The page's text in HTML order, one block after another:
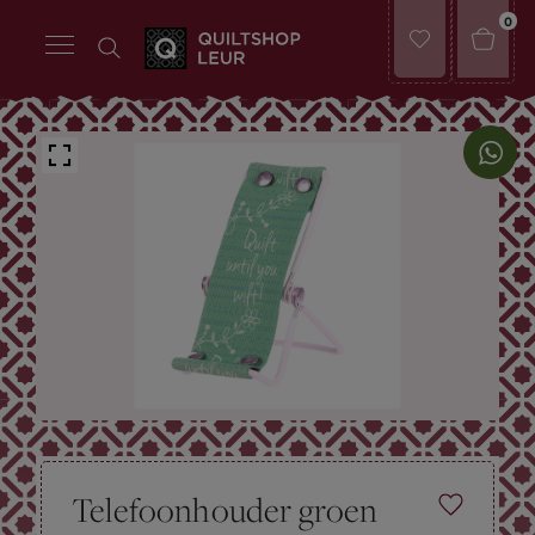
0
Telefoonhouder groen